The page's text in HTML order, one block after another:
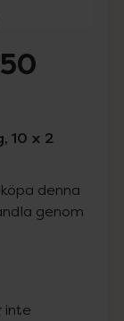
10 x 2
denna
genom
inte